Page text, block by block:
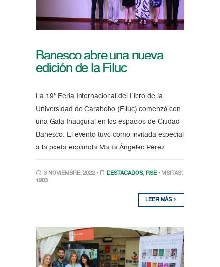
Banesco abre una nueva
edición de la Filuc
La 19ª Feria Internacional del Libro de la
Universidad de Carabobo (Filuc) comenzó con
una Gala Inaugural en los espacios de Ciudad
Banesco. El evento tuvo como invitada especial
a la poeta española María Ángeles Pérez
3 NOVIEMBRE, 2022 • DESTACADOS, RSE • VISITAS:
1903
LEER MÁS